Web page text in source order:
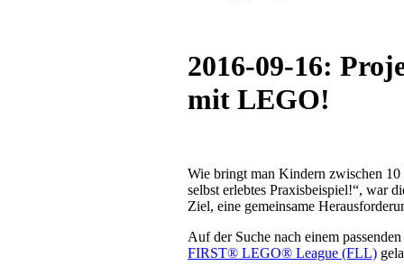
2016-09-16:
mit LEGO!
Wie bringt man Kindern zwischen
selbst erlebtes Praxisbeispiel!“, war
Ziel, eine gemeinsame
Auf der Suche nach einem
FIRST® LEGO® League (FLL)